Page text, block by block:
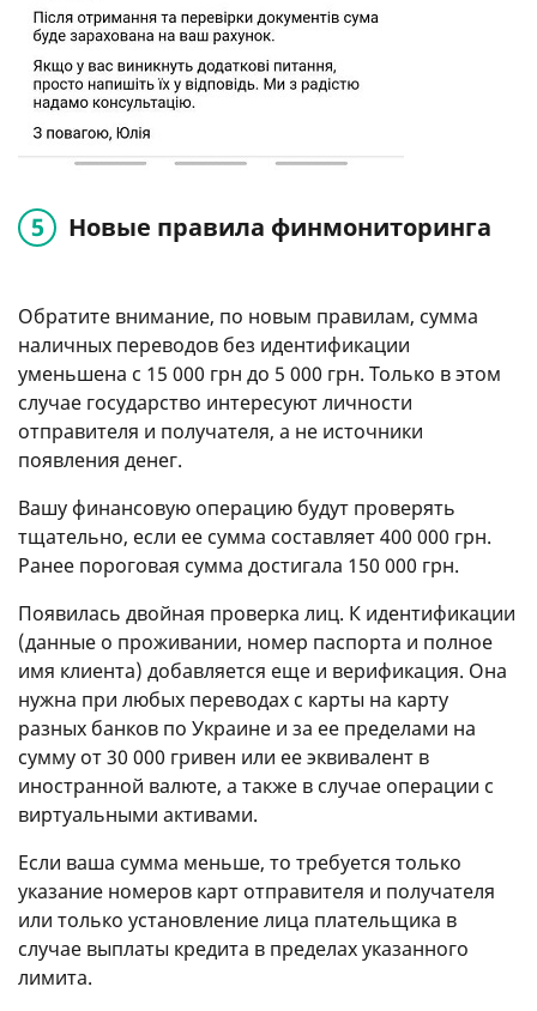
Новые правила финмониторинга
Обратите внимание, по новым правилам, сумма
наличных переводов без идентификации
уменьшена с 15 000 грн до 5 000 грн. Только в этом
случае государство интересуют личности
отправителя и получателя, а не источники
появления денег.
Вашу финансовую операцию будут проверять
тщательно, если ее сумма составляет 400 000 грн.
Ранее пороговая сумма достигала 150 000 грн.
Появилась двойная проверка лиц. К идентификации
(данные о проживании, номер паспорта и полное
имя клиента) добавляется еще и верификация. Она
нужна при любых переводах с карты на карту
разных банков по Украине и за ее пределами на
сумму от 30 000 гривен или ее эквивалент в
иностранной валюте, а также в случае операции с
виртуальными активами.
Если ваша сумма меньше, то требуется только
указание номеров карт отправителя и получателя
или только установление лица плательщика в
случае выплаты кредита в пределах указанного
лимита.